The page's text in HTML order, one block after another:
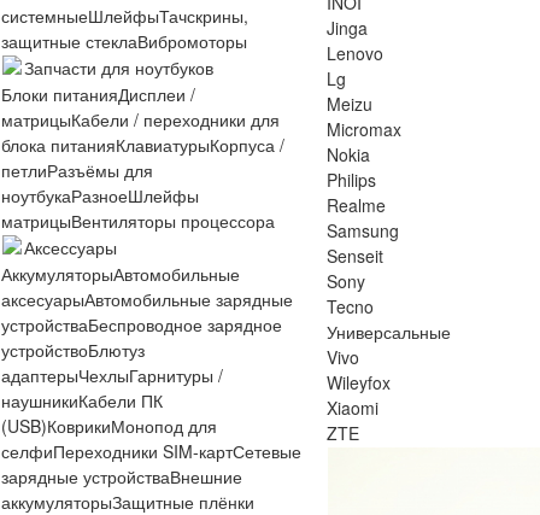
системныеШлейфыТачскрины,
защитные стеклаВибромоторы
Запчасти для ноутбуков
Блоки питанияДисплеи /
матрицыКабели / переходники для
блока питанияКлавиатурыКорпуса /
петлиРазъёмы для
ноутбукаРазноеШлейфы
матрицыВентиляторы процессора
Аксессуары
АккумуляторыАвтомобильные
аксесуарыАвтомобильные зарядные
устройстваБеспроводное зарядное
устройствоБлютуз
адаптерыЧехлыГарнитуры /
наушникиКабели ПК
(USB)КоврикиМонопод для
селфиПереходники SIM-картСетевые
зарядные устройстваВнешние
аккумуляторыЗащитные плёнки
Jinga
Lenovo
Lg
Meizu
Micromax
Nokia
Philips
Realme
Samsung
Senseit
Sony
Tecno
Универсальные
Vivo
Wileyfox
Xiaomi
ZTE